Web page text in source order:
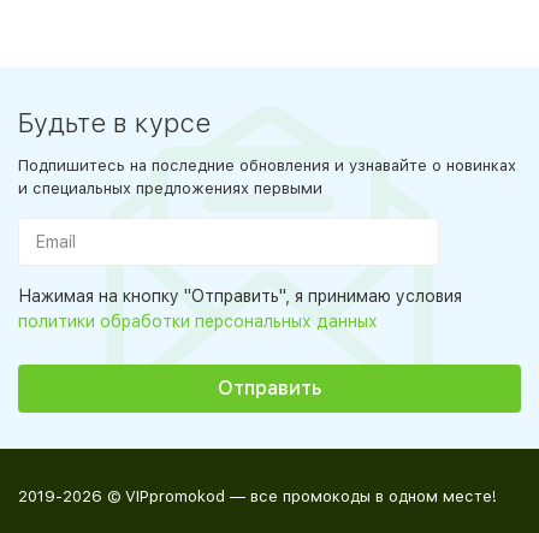
Будьте в курсе
Подпишитесь на последние обновления и узнавайте о новинках
и специальных предложениях первыми
Нажимая на кнопку "Отправить", я принимаю условия
политики обработки персональных данных
2019-2026 © VIPpromokod — все промокоды в одном месте!